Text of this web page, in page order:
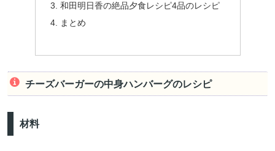
和田明日香の絶品夕食レシピ4品のレシピ
まとめ
チーズバーガーの中身ハンバーグのレシピ
材料